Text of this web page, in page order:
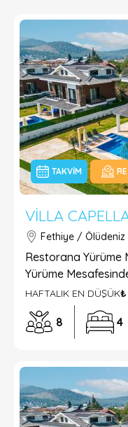
TAKVIM
VILLA
Fethiye / Ölüdeniz
Restorana Yürüme
Yürüme
HAFTALIK EN DÜŞÜK
8 4